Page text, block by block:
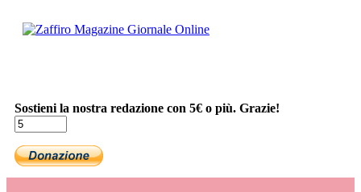
Sostieni la nostra redazione con 5€ o più. Grazie!